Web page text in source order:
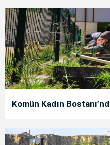
Komün Kadın